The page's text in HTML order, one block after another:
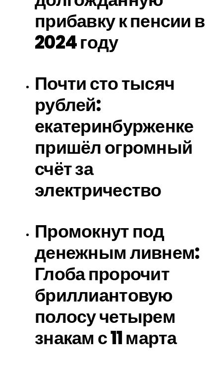
прибавку к пенсии в
2024 году
Почти сто тысяч
рублей:
екатеринбурженке
пришёл огромный
счёт за
электричество
Промокнут под
денежным ливнем:
Глоба пророчит
бриллиантовую
полосу четырем
знакам с 11 марта